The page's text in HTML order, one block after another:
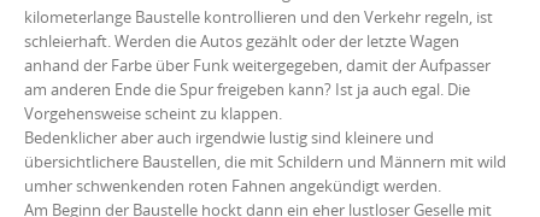
kilometerlange Baustelle kontrollieren und den Verkehr regeln, ist
schleierhaft. Werden die Autos gezählt oder der letzte Wagen
anhand der Farbe über Funk weitergegeben, damit der Aufpasser
am anderen Ende die Spur freigeben kann? Ist ja auch egal. Die
Vorgehensweise scheint zu klappen.
Bedenklicher aber auch irgendwie lustig sind kleinere und
übersichtlichere Baustellen, die mit Schildern und Männern mit wild
umher schwenkenden roten Fahnen angekündigt werden.
Am Beginn der Baustelle hockt dann ein eher lustloser Geselle mit